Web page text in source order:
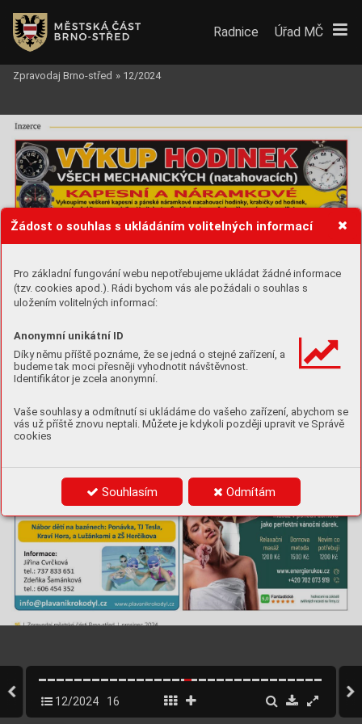
Žádost o souhlas s ukládáním volitelných informací
Pro základní fungování webu nepotřebujeme ukládat žádné informace
(tzv. cookies apod.). Rádi bychom vás ale požádali o souhlas s
uložením volitelných informací:
Anonymní unikátní ID
Díky němu příště poznáme, že se jedná o stejné zařízení, a
budeme tak moci přesněji vyhodnotit návštěvnost.
Identifikátor je zcela anonymní.
Vaše souhlasy a odmítnutí si ukládáme do vašeho zařízení, abychom se
vás už příště znovu neptali. Můžete je kdykoli později upravit ve Správě
cookies
Souhlasím Odmítám
Inzerce
16 | Zpravodaj městské části Brno-střed | prosinec 2024
Radnice Úřad MČ
Zpravodaj Brno-střed » 12/2024
12/2024 16